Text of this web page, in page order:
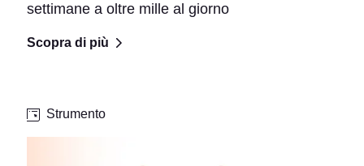
settimane a oltre mille al giorno
Scopra di più
Strumento